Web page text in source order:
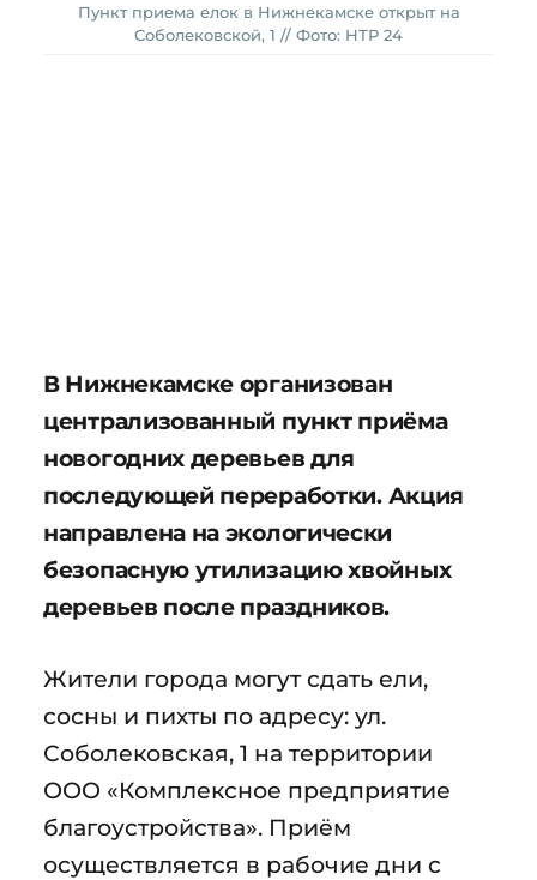
Пункт приема елок в Нижнекамске открыт на
Соболековской, 1 // Фото: НТР 24
В Нижнекамске организован
централизованный пункт приёма
новогодних деревьев для
последующей переработки. Акция
направлена на экологически
безопасную утилизацию хвойных
деревьев после праздников.
Жители города могут сдать ели,
сосны и пихты по адресу: ул.
Соболековская, 1 на территории
ООО «Комплексное предприятие
благоустройства». Приём
осуществляется в рабочие дни с